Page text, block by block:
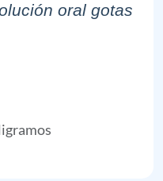
oral gotas